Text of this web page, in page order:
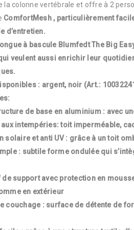
la colonne vertébrale et offre à 2
ComfortMesh , particulièrement
d’entretien.
à bascule Blumfedt The Big
veulent aussi enrichir leur
: argent, noir (Art.:
de base en aluminium : avec
aux intempéries: toit imperméable,
solaire et anti UV : grâce à un toit
: subtile forme ondulée qui
de support avec protection en
en extérieur
couchage : surface de détente de